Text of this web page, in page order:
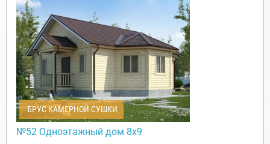
БРУС КАМЕРНОЙ СУШКИ
№52 Одноэтажный дом 8х9